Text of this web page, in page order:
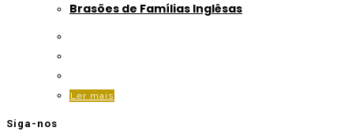
Brasões de Famílias Inglêsas
Ler mais
Siga-nos